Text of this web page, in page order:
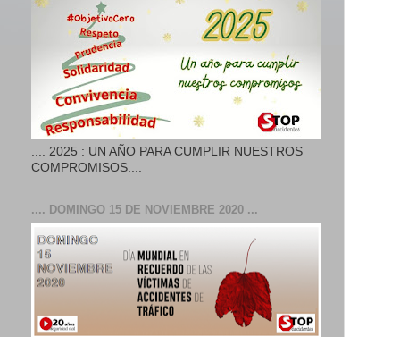
.... 2025 : UN AÑO PARA CUMPLIR NUESTROS
COMPROMISOS....
.... DOMINGO 15 DE NOVIEMBRE 2020 ...